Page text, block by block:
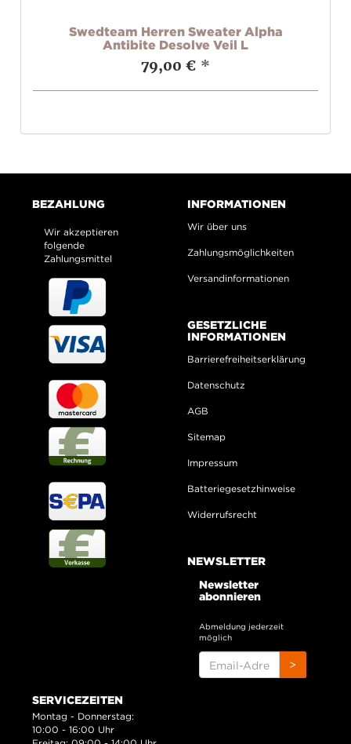
Swedteam Herren Sweater Alpha
Antibite Desolve Veil L
79,00 € *
BEZAHLUNG
Wir akzeptieren
folgende
Zahlungsmittel
INFORMATIONEN
Wir über uns
Zahlungsmöglichkeiten
Versandinformationen
GESETZLICHE
INFORMATIONEN
Barrierefreiheitserklärung
Datenschutz
AGB
Sitemap
Impressum
Batteriegesetzhinweise
Widerrufsrecht
NEWSLETTER
Newsletter
abonnieren
Abmeldung jederzeit
möglich
ADRESSE
>
SERVICEZEITEN
Montag - Donnerstag:
10:00 - 16:00 Uhr